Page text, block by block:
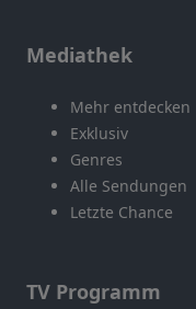
Mediathek
Mehr entdecken
Exklusiv
Genres
Alle Sendungen
Letzte Chance
TV Programm